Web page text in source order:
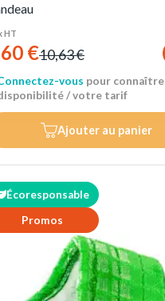
HT
€10,63 €
vous pour connaître
/ votre tarif
Ajouter au panier
Écoresponsable
Promos